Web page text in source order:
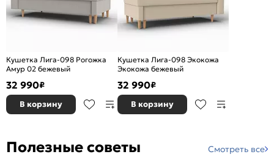
Кушетка Лига-098 Рогожка
Амур 02 бежевый
32 990₽
В корзину
Кушетка Лига-098 Экокожа
Экокожа бежевый
32 990₽
В корзину
Полезные советы Смотреть все